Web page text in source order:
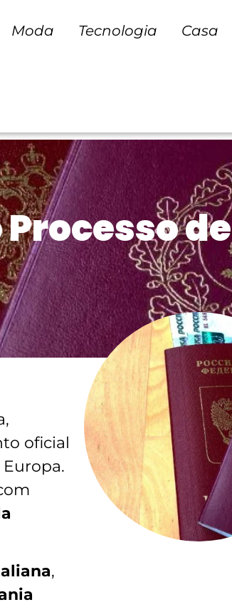
Moda Tecnologia Casa
Processo de
oficial
,